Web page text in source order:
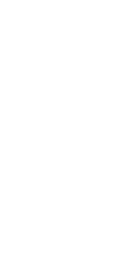
het komt
van TÜV
gemaakte fouten
nieuwe
meeste gevallen
zware
biologisch mag
binnen twee jaar